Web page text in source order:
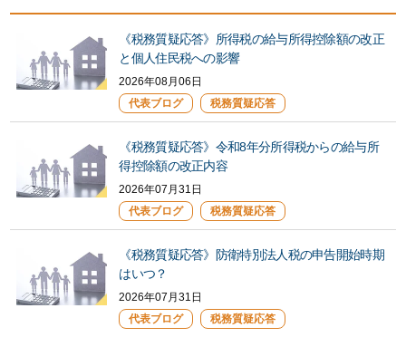
《税務質疑応答》所得税の給与所得控除額の改正
と個人住民税への影響
2026年08月06日
代表ブログ
税務質疑応答
《税務質疑応答》令和8年分所得税からの給与所
得控除額の改正内容
2026年07月31日
代表ブログ
税務質疑応答
《税務質疑応答》防衛特別法人税の申告開始時期
はいつ？
2026年07月31日
代表ブログ
税務質疑応答